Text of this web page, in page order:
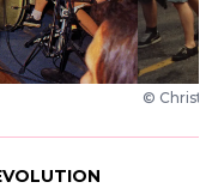
©